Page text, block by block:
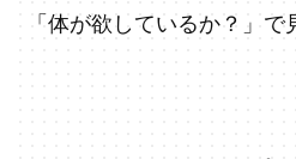
「体が欲しているか？」で